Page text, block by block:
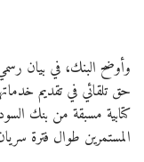
وأوضح البنك، في بيان
حق تلقائي في تقديم
كتابية مسبقة من بنك
المستمرين طوال فترة